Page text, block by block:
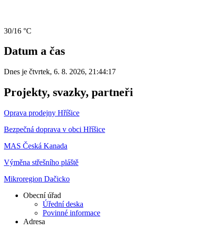
30/16 °C
Datum a čas
Dnes je čtvrtek, 6. 8. 2026, 21:44:17
Projekty, svazky, partneři
Oprava prodejny Hříšice
Bezpečná doprava v obci Hříšice
MAS Česká Kanada
Výměna střešního pláště
Mikroregion Dačicko
Obecní úřad
Úřední deska
Povinné informace
Adresa